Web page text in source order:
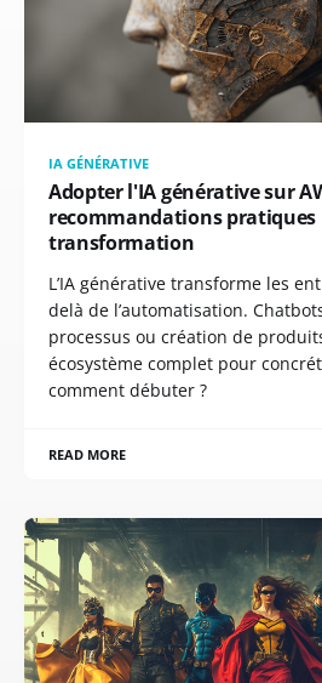
IA GÉNÉRATIVE
Adopter l'IA générative sur
recommandations
transformation
L’IA générative transforme les
delà de l’automatisation.
processus ou création de
écosystème complet pour
comment débuter ?
READ MORE